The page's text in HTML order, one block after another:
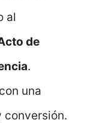
al
de
.
con una
conversión.